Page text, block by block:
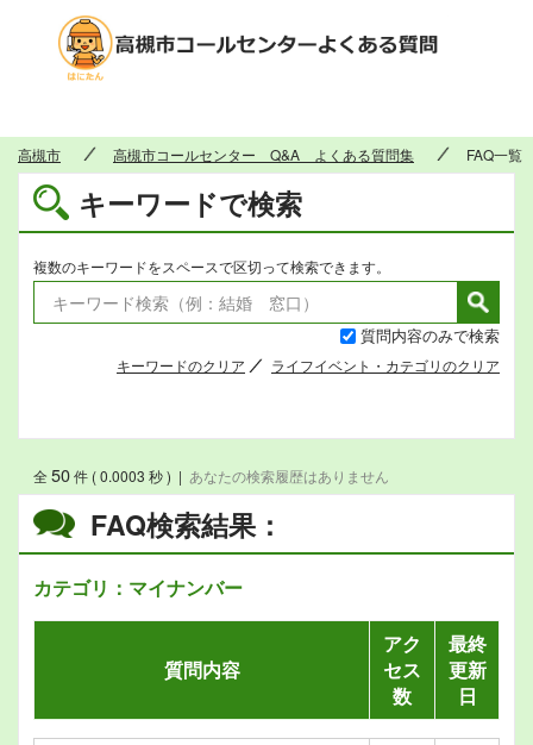
高槻市 高槻市コールセンター Q&A よくある質問集 FAQ一覧
キーワードで検索
複数のキーワードをスペースで区切って検索できます。
質問内容のみで検索
キーワードのクリア ライフイベント・カテゴリのクリア
FAQ検索結果：
カテゴリ：マイナンバー
全50件 ( 0.0003 秒 ) | あなたの検索履歴はありません
質問内容
アク
セス
数
最終
更新
日